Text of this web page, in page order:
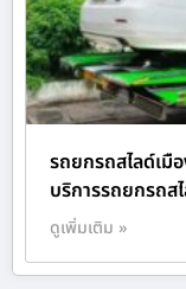
รถยกรถสไลด์เมื
บริการรถยกรถส
ดูเพิ่มเติม »